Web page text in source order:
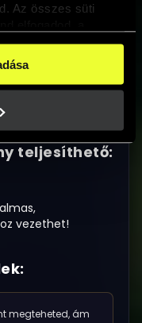
Az összes süti
arról, hogy
sütiken kívül
információkat
azonnal
teljesíthető:
vezethet!
megteheted, ám